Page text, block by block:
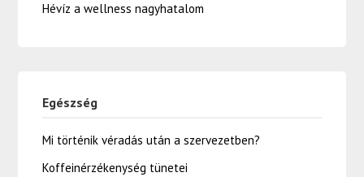
Hévíz a wellness nagyhatalom
Egészség
Mi történik véradás után a szervezetben?
Koffeinérzékenység tünetei